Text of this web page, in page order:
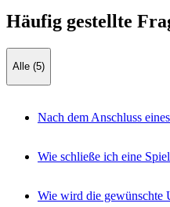
Häufig gestellte
Alle (5)
Nach dem Anschluss
Wie schließe ich eine
Wie wird die gewünschte